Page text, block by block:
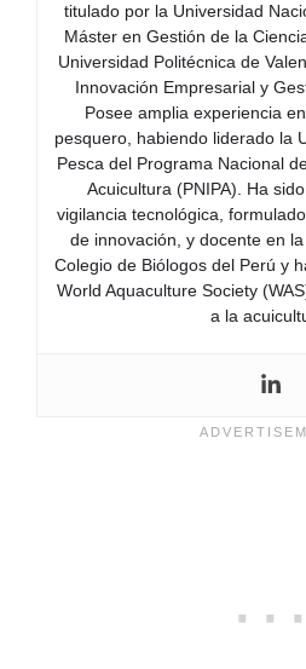
titulado por la Universidad
Máster en Gestión de la
Universidad Politécnica de
Innovación Empresarial y
Posee amplia experiencia
pesquero, habiendo liderado la
Pesca del Programa Nacional
Acuicultura (PNIPA). Ha
vigilancia tecnológica,
de innovación, y docente en
Colegio de Biólogos del Perú y
World Aquaculture Society
a la